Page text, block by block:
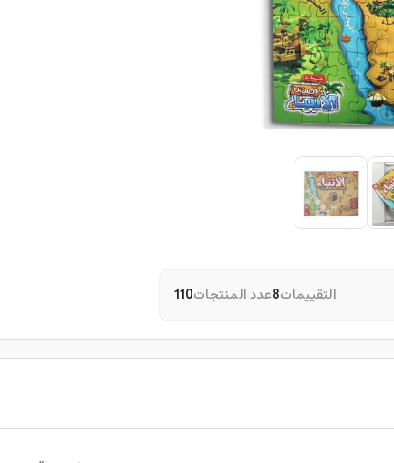
التقييمات8عدد المنتجات110